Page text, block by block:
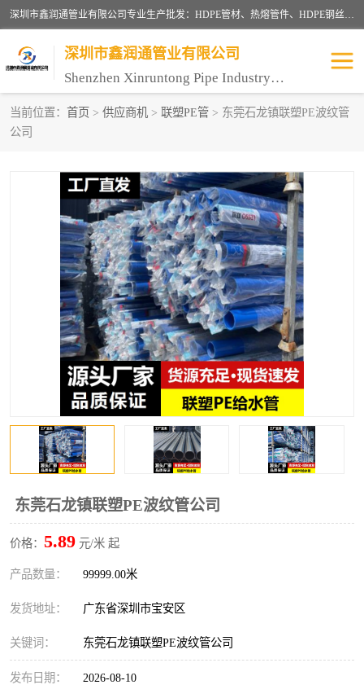
深圳市鑫润通管业有限公司专业生产批发：HDPE管材、热熔管件、HDPE钢丝骨架管、电熔管件、HDPE双壁波纹管、MPP电力管、井盖、PVC管材管件、PPR管材管件等；公司自创建以来，始终秉承“团结、务实、创新、守信”的服务宗旨，凭借专业的服务以及多年的勤奋拼搏，发展成为一家专业销售各种管材管件，绝缘电工套管及配件等系列产品的贸易公司。
深圳市鑫润通管业有限公司
Shenzhen Xinruntong Pipe Industry Co., Ltd
当前位置： 首页 > 供应商机 > 联塑PE管 > 东莞石龙镇联塑PE波纹管
公司
东莞石龙镇联塑PE波纹管公司
价格： 5.89 元/米 起
产品数量： 99999.00米
发货地址： 广东省深圳市宝安区
关键词： 东莞石龙镇联塑PE波纹管公司
发布日期： 2026-08-10
HDPE管材给水管
HDPE双壁波纹管 HDPE电力通讯管
UPVC电力通讯管 MPP电力通信管
联塑PVC管 联塑PPR管
联塑PE管 联塑家装红蓝线管